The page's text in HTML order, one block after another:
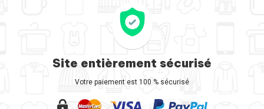
Site entièrement sécurisé
Votre paiement est 100 % sécurisé